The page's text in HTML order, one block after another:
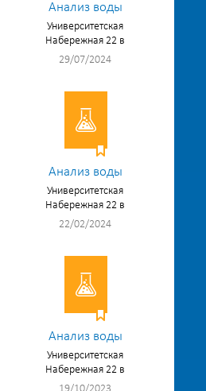
Анализ воды
Университетская
Набережная 22 в
29/07/2024
Анализ воды
Университетская
Набережная 22 в
22/02/2024
Анализ воды
Университетская
Набережная 22 в